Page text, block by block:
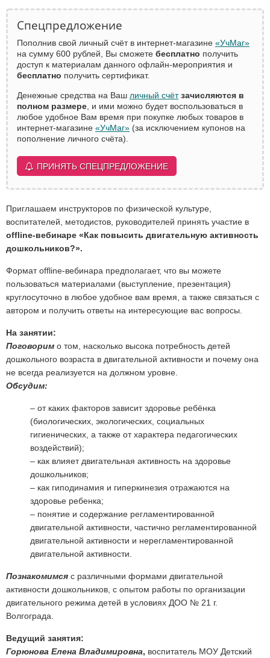
Спецпредложение
Пополнив свой личный счёт в интернет-магазине «УчМаг»
на сумму 600 рублей, Вы сможете бесплатно получить
доступ к материалам данного офлайн-мероприятия и
бесплатно получить сертификат.
Денежные средства на Ваш личный счёт зачисляются в
полном размере , и ими можно будет воспользоваться в
любое удобное Вам время при покупке любых товаров в
интернет-магазине «УчМаг» (за исключением купонов на
пополнение личного счёта).
ПРИНЯТЬ СПЕЦПРЕДЛОЖЕНИЕ
Приглашаем инструкторов по физической культуре,
воспитателей, методистов, руководителей принять участие в
offline-вебинаре «Как повысить двигательную активность
дошкольников?».
Формат offline-вебинара предполагает, что вы можете
пользоваться материалами (выступление, презентация)
круглосуточно в любое удобное вам время, а также связаться с
автором и получить ответы на интересующие вас вопросы.
На занятии:
Поговорим о том, насколько высока потребность детей
дошкольного возраста в двигательной активности и почему она
не всегда реализуется на должном уровне.
Обсудим:
– от каких факторов зависит здоровье ребёнка
(биологических, экологических, социальных
гигиенических, а также от характера педагогических
воздействий);
– как влияет двигательная активность на здоровье
дошкольников;
– как гиподинамия и гиперкинезия отражаются на
здоровье ребенка;
– понятие и содержание регламентированной
двигательной активности, частично регламентированной
двигательной активности и нерегламентированной
двигательной активности.
Познакомимся с различными формами двигательной
активности дошкольников, с опытом работы по организации
двигательного режима детей в условиях ДОО № 21 г.
Волгограда.
Ведущий занятия:
Горюнова Елена Владимировна, воспитатель МОУ Детский